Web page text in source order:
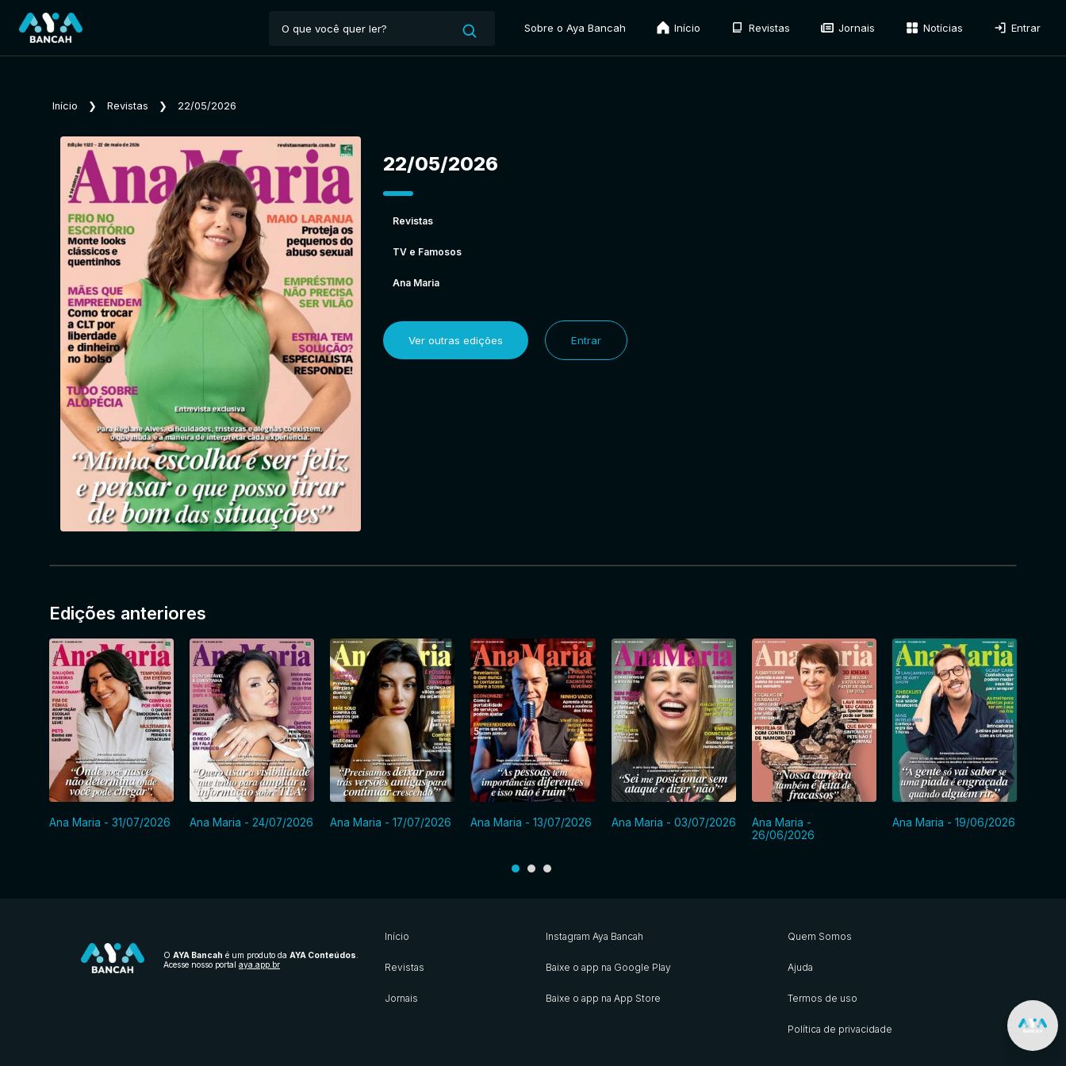
Sobre o Aya Bancah Início Revistas Jornais Notícias Entrar
Início ❯ Revistas ❯ 22/05/2026
22/05/2026
Revistas
TV e Famosos
Ana Maria
Ver outras edições Entrar
Edições anteriores
Ana Maria - 31/07/2026 Ana Maria - 24/07/2026 Ana Maria - 17/07/2026 Ana Maria - 13/07/2026 Ana Maria - 03/07/2026
Ana Maria -
26/06/2026
Ana Maria - 19/06/2026
O AYA Bancah é um produto da AYA Conteúdos
Acesse nosso portal aya.app.br
Início
Revistas
Jornais
Instagram Aya Bancah
Baixe o app na Google Play
Baixe o app na App Store
Quem Somos
Ajuda
Termos de uso
Política de privacidade